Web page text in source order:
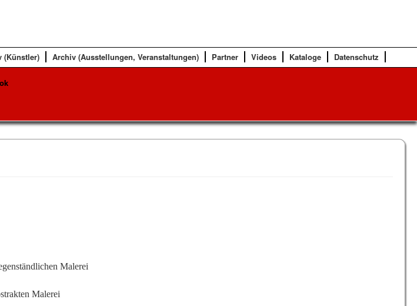
(Künstler) Archiv (Ausstellungen, Veranstaltungen) Partner Videos Kataloge Datenschutz
Malerei
Malerei